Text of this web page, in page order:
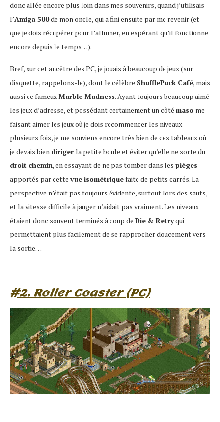
donc allée encore plus loin dans mes souvenirs, quand j’utilisais
l’Amiga 500de mon oncle, qui a fini ensuite par me revenir (et
que je dois récupérer pour l’allumer, en espérant qu’il fonctionne
encore depuis le temps…).
Bref, sur cet ancêtre des PC, je jouais à beaucoup de jeux (sur
disquette, rappelons-le), dont le célèbre ShufflePuck Café, mais
aussi ce fameuxMarble Madness. Ayant toujours beaucoup aimé
les jeux d’adresse, et possédant certainement un côté maso me
faisant aimer les jeux où je dois recommencer les niveaux
plusieurs fois, je me souviens encore très bien de ces tableaux où
je devais bien diriger la petite boule et éviter qu’elle ne sorte du
droit chemin, en essayant de ne pas tomber dans les pièges
apportés par cette vue isométriquefaite de petits carrés. La
perspective n’était pas toujours évidente, surtout lors des sauts,
et la vitesse difficile à jauger n’aidait pas vraiment. Les niveaux
étaient donc souvent terminés à coup de Die & Retryqui
permettaient plus facilement de se rapprocher doucement vers
la sortie…
#2. Roller Coaster (PC)